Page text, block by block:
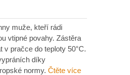
muže, kteří rádi
vtipné povahy. Zástěra
pračce do teploty 50°C.
díky
normy. Čtěte více